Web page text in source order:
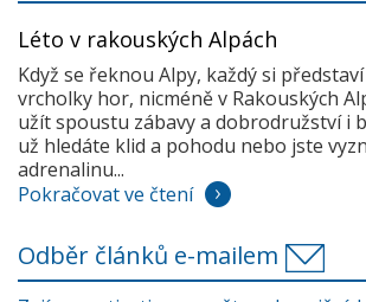
Léto v rakouských Alpách
Když se řeknou Alpy, každý si
vrcholky hor, nicméně v Rakouských
užít spoustu zábavy a dobrodružství i
už hledáte klid a pohodu nebo jste
adrenalinu...
Pokračovat ve čtení
Odběr článků e-mailem